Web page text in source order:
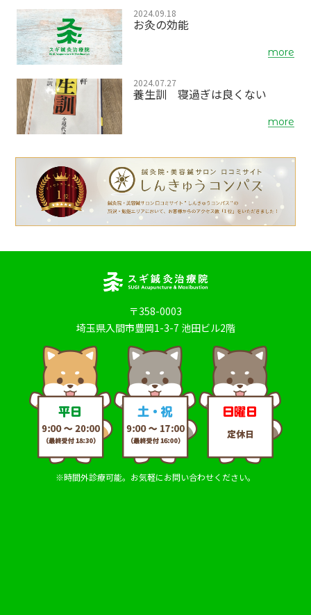
2024.09.18
お灸の効能
more
2024.07.27
養生訓 寝過ぎは良くない
more
〒358-0003
埼玉県入間市豊岡1-3-7 池田ビル2階
※時間外診療可能。お気軽にお問い合わせください。